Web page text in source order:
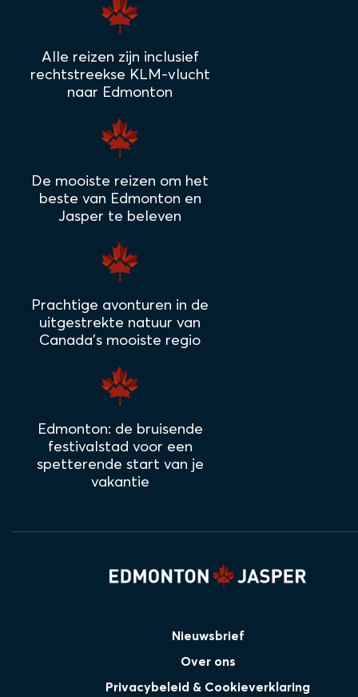
Alle reizen zijn inclusief
rechtstreekse KLM-vlucht
naar Edmonton
De mooiste reizen om het
beste van Edmonton en
Jasper te beleven
Prachtige avonturen in de
uitgestrekte natuur van
Canada's mooiste regio
Edmonton: de bruisende
festivalstad voor een
spetterende start van je
vakantie
Nieuwsbrief
Over ons
Privacybeleid & Cookieverklaring